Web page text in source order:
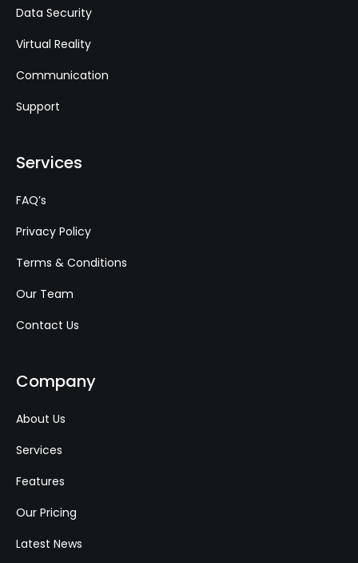
Data Security
Virtual Reality
Communication
Support
Services
FAQ’s
Privacy Policy
Terms & Conditions
Our Team
Contact Us
Company
About Us
Services
Features
Our Pricing
Latest News